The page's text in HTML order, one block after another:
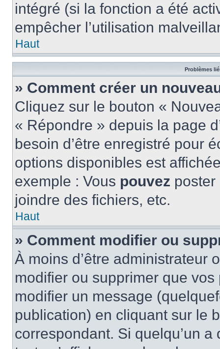
intégré (si la fonction a été
empêcher l’utilisation
Haut
Problèmes
» Comment créer un
Cliquez sur le bouton «
« Répondre » depuis la page
besoin d’être enregistré pour
options disponibles est
exemple : Vous pouvez
joindre des fichiers, etc.
Haut
» Comment modifier ou
À moins d’être administrateur
modifier ou supprimer que
modifier un message
publication) en cliquant sur le
correspondant. Si quelqu’un